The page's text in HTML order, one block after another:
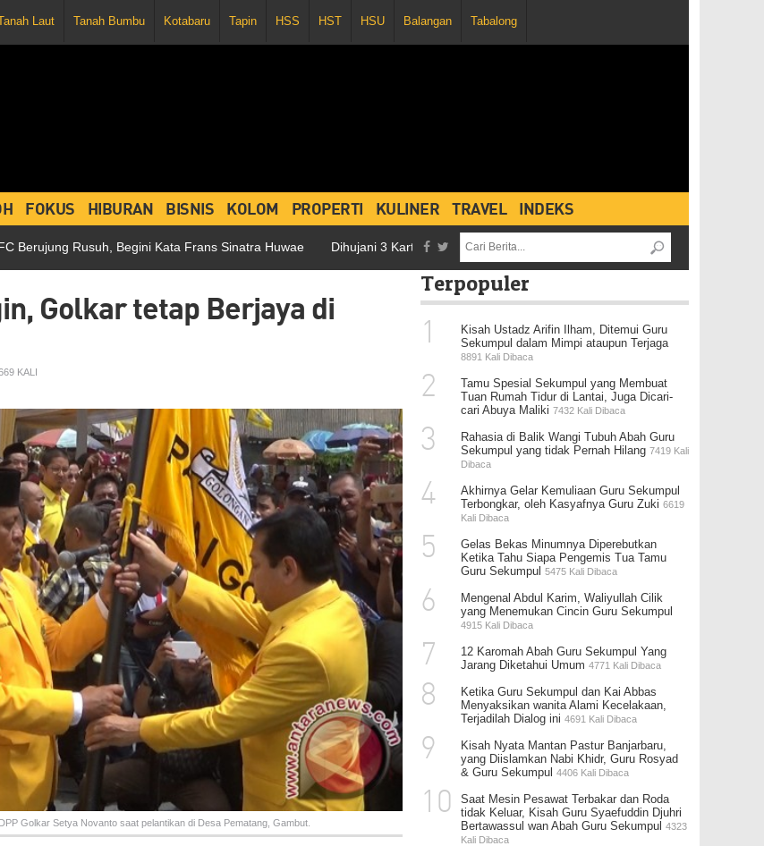
Laut Tanah Bumbu Kotabaru Tapin HSS HST HSU Balangan Tabalong
FOKUS HIBURAN BISNIS KOLOM PROPERTI KULINER TRAVEL INDEKS
Rusuh, Begini Kata Frans Sinatra Huwae Dihujani 3 Kartu Merah dan Penghentian Pertandingan, Persebaya Vs Martapura FC
Terpopuler
1
Kisah Ustadz Arifin Ilham, Ditemui Guru
Sekumpul dalam Mimpi ataupun Terjaga
8891 Kali Dibaca
2
Tamu Spesial Sekumpul yang Membuat
Tuan Rumah Tidur di Lantai, Juga Dicari-
cari Abuya Maliki 7432 Kali Dibaca
3
Rahasia di Balik Wangi Tubuh Abah Guru
Sekumpul yang tidak Pernah Hilang 7419 Kali
Dibaca
4
Akhirnya Gelar Kemuliaan Guru Sekumpul
Terbongkar, oleh Kasyafnya Guru Zuki 6619
Kali Dibaca
5
Gelas Bekas Minumnya Diperebutkan
Ketika Tahu Siapa Pengemis Tua Tamu
Guru Sekumpul 5475 Kali Dibaca
6
Mengenal Abdul Karim, Waliyullah Cilik
yang Menemukan Cincin Guru Sekumpul
4915 Kali Dibaca
7
12 Karomah Abah Guru Sekumpul Yang
Jarang Diketahui Umum 4771 Kali Dibaca
8
Ketika Guru Sekumpul dan Kai Abbas
Menyaksikan wanita Alami Kecelakaan,
Terjadilah Dialog ini 4691 Kali Dibaca
9
Kisah Nyata Mantan Pastur Banjarbaru,
yang Diislamkan Nabi Khidr, Guru Rosyad
& Guru Sekumpul 4406 Kali Dibaca
10
Saat Mesin Pesawat Terbakar dan Roda
tidak Keluar, Kisah Guru Syaefuddin Djuhri
Bertawassul wan Abah Guru Sekumpul 4323
Kali Dibaca
Golkar tetap Berjaya di
KALI
Golkar Setya Novanto saat pelantikan di Desa Pematang, Gambut.